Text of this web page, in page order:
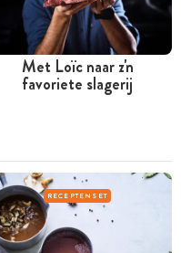
Met Loïc naar z'n
favoriete slagerij
RECEPTENSET